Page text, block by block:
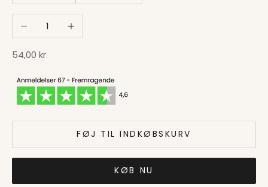
Sænk antal Øg antal
Salgspris
54,00 kr
FØJ TIL INDKØBSKURV
KØB NU